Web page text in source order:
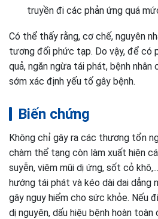
truyền đi các phản ứng quá
Có thể thấy rằng, cơ chế, nguyên
tương đối phức tạp. Do vậy, để có
quả, ngăn ngừa tái phát, bệnh
sớm xác định yếu tố gây bệnh.
Biến chứng
Không chỉ gây ra các thương tổn
chàm thể tạng còn làm xuất hiện
suyễn, viêm mũi dị ứng, sốt cỏ
hướng tái phát và kéo dài dai dẳng
gây nguy hiểm cho sức khỏe. Nếu
dị nguyên, dấu hiệu bệnh hoàn